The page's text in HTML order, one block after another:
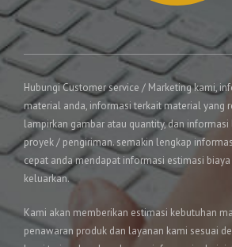
Hubungi Customer service / Marketing kami,
material anda, informasi terkait material yang
lampirkan gambar atau quantity, dan
proyek / pengiriman. semakin lengkap
cepat anda mendapat informasi estimasi
keluarkan.
Kami akan memberikan estimasi kebutuhan
penawaran produk dan layanan kami sesuai